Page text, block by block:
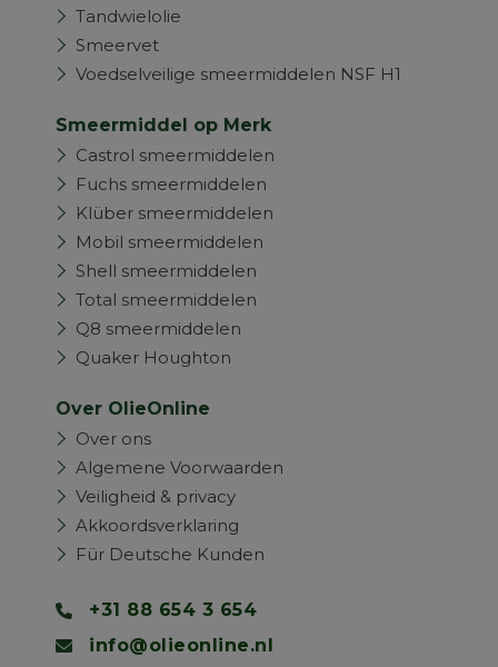
Tandwielolie
Smeervet
Voedselveilige smeermiddelen NSF H1
Smeermiddel op Merk
Castrol smeermiddelen
Fuchs smeermiddelen
Klüber smeermiddelen
Mobil smeermiddelen
Shell smeermiddelen
Total smeermiddelen
Q8 smeermiddelen
Quaker Houghton
Over OlieOnline
Over ons
Algemene Voorwaarden
Veiligheid & privacy
Akkoordsverklaring
Für Deutsche Kunden
+31 88 654 3 654
info@olieonline.nl